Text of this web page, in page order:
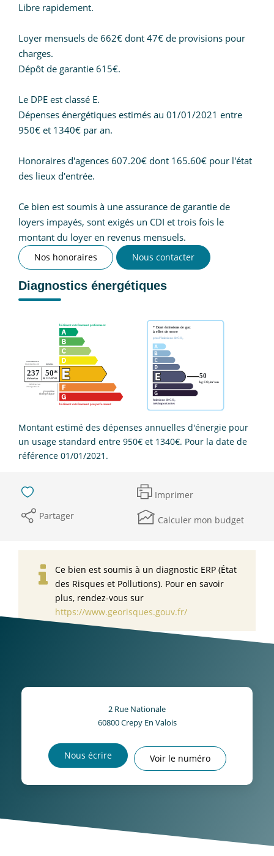
Libre rapidement.
Loyer mensuels de 662€ dont 47€ de provisions pour
charges.
Dépôt de garantie 615€.
Le DPE est classé E.
Dépenses énergétiques estimés au 01/01/2021 entre
950€ et 1340€ par an.
Honoraires d'agences 607.20€ dont 165.60€ pour l'état
des lieux d'entrée.
Ce bien est soumis à une assurance de garantie de
loyers impayés, sont exigés un CDI et trois fois le
montant du loyer en revenus mensuels.
Nos honoraires Nous contacter
Diagnostics énergétiques
Montant estimé des dépenses annuelles d'énergie pour
un usage standard entre 950€ et 1340€. Pour la date de
référence 01/01/2021.
Imprimer
Partager
Calculer mon budget
Ce bien est soumis à un diagnostic ERP (État
des Risques et Pollutions). Pour en savoir
plus, rendez-vous sur
https://www.georisques.gouv.fr/
2 Rue Nationale
60800Crepy En Valois
Nous écrire Voir le numéro